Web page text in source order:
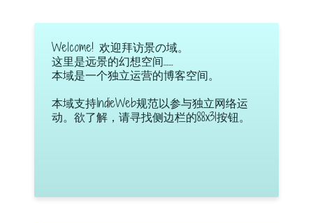
Welcome! 欢迎拜访景の域。
这里是远景的幻想空间……
本域是一个独立运营的博客空间。
本域支持IndieWeb规范以参与独立网络运
动。欲了解，请寻找侧边栏的88x31按钮。